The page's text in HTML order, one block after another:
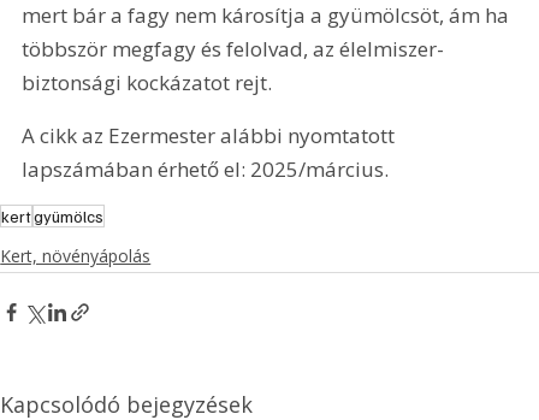
mert bár a fagy nem károsítja a gyümölcsöt, ám ha
többször megfagy és felolvad, az élelmiszer-
biztonsági kockázatot rejt.
A cikk az Ezermester alábbi nyomtatott
lapszámában érhető el: 2025/március.
kertgyümölcs
Kert, növényápolás
Kapcsolódó bejegyzések